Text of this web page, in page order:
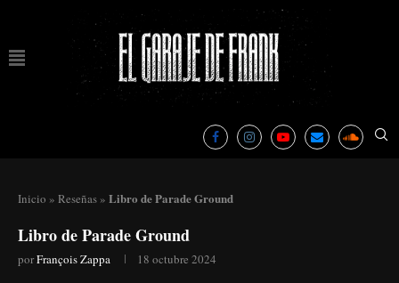
Inicio » Reseñas » Libro de Parade Ground
Libro de Parade Ground
porFrançois Zappa 18 octubre 2024